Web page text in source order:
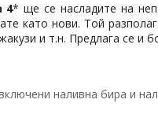
4* ще се насладите на
като нови. Той
и т.н. Предлага се и
наливна бира и